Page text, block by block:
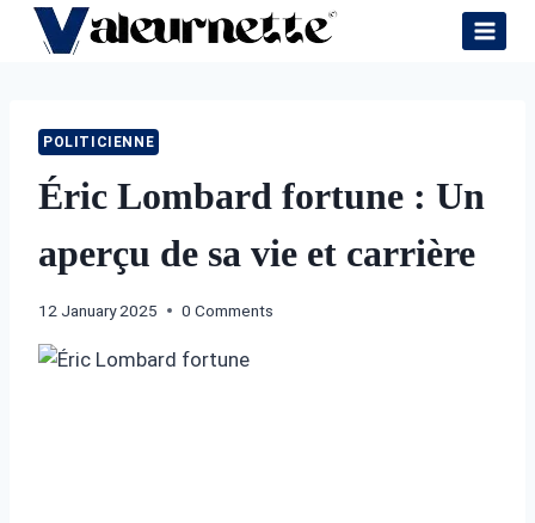
Skip
POLITICIENNE
Éric Lombard fortune : Un
aperçu de sa vie et carrière
12 January 2025 0 Comments